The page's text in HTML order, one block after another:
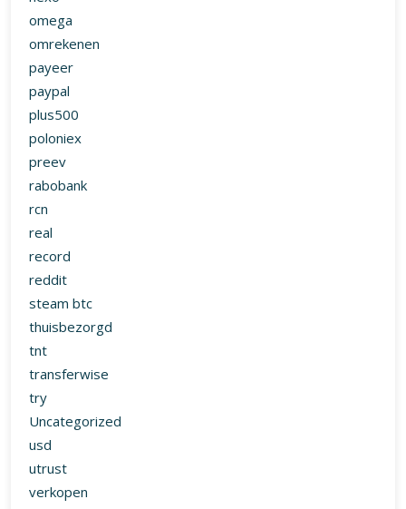
omega
omrekenen
payeer
paypal
plus500
poloniex
preev
rabobank
rcn
real
record
reddit
steam btc
thuisbezorgd
tnt
transferwise
try
Uncategorized
usd
utrust
verkopen